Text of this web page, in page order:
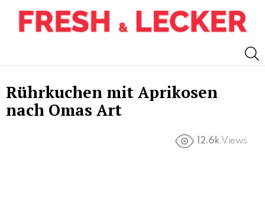
Rührkuchen mit Aprikosen
nach Omas Art
12.6k Views